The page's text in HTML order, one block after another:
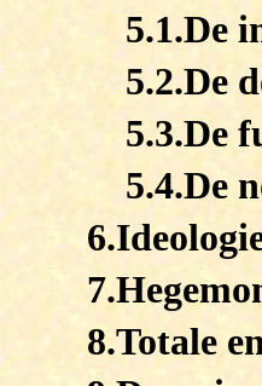
5.1.De
5.2.De
5.3.De
5.4.De
8.Totale